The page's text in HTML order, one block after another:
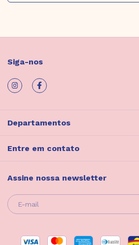
Siga-nos
Departamentos
Entre em contato
Assine nossa newsletter